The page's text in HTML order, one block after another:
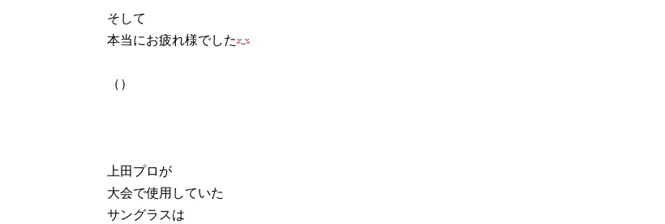
そして
本当にお疲れ様でした
（）
上田プロが
大会で使用していた
サングラスは